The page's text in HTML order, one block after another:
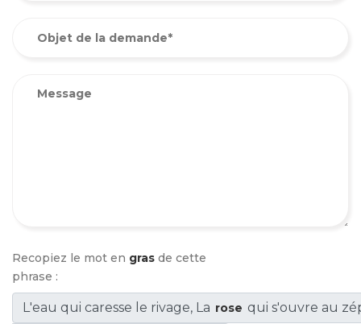
Recopiez le mot en gras de cette
phrase :
L'eau qui caresse le rivage, La rose qui s'ouvre au